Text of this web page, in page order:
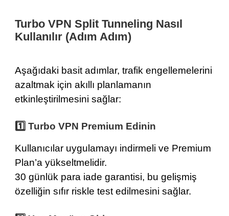
Turbo VPN Split Tunneling Nasıl
Kullanılır (Adım Adım)
Aşağıdaki basit adımlar, trafik engellemelerini
azaltmak için akıllı planlamanın
etkinleştirilmesini sağlar:
1️⃣ Turbo VPN Premium Edinin
Kullanıcılar uygulamayı indirmeli ve Premium
Plan’a yükseltmelidir.
30 günlük para iade garantisi, bu gelişmiş
özelliğin sıfır riskle test edilmesini sağlar.